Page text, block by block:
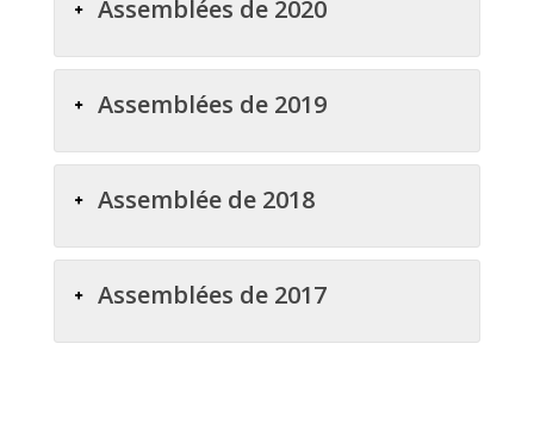
Assemblées de 2020
Assemblées de 2019
Assemblée de 2018
Assemblées de 2017